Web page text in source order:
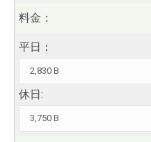
料金：
平日：
休日: